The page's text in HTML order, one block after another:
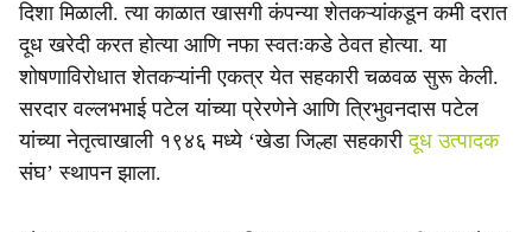
दिशा मिळाली. त्या काळात खासगी कंपन्या शेतकऱ्यांकडून कमी दरात
दूध खरेदी करत होत्या आणि नफा स्वतःकडे ठेवत होत्या. या
शोषणाविरोधात शेतकऱ्यांनी एकत्र येत सहकारी चळवळ सुरू केली.
सरदार वल्लभभाई पटेल यांच्या प्रेरणेने आणि त्रिभुवनदास पटेल
यांच्या नेतृत्वाखाली १९४६ मध्ये ‘खेडा जिल्हा सहकारीदूध उत्पादक
संघ’ स्थापन झाला.